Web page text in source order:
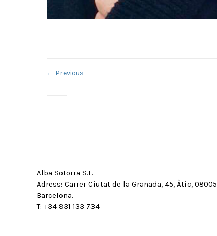
← Previous
Alba Sotorra S.L.
Adress: Carrer Ciutat de la Granada, 45, Àtic, 08005
Barcelona.
T: +34 931 133 734